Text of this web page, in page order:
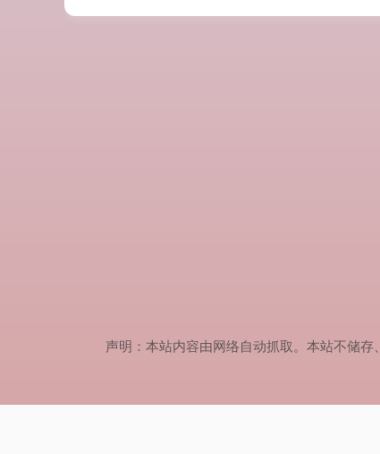
声明：本站内容由网络自动抓取。本站不储